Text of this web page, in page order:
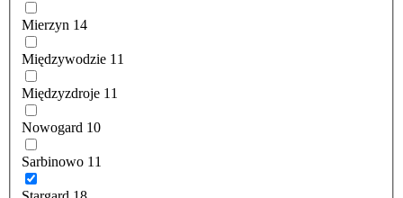
Mierzyn 14
Międzywodzie 11
Międzyzdroje 11
Nowogard 10
Sarbinowo 11